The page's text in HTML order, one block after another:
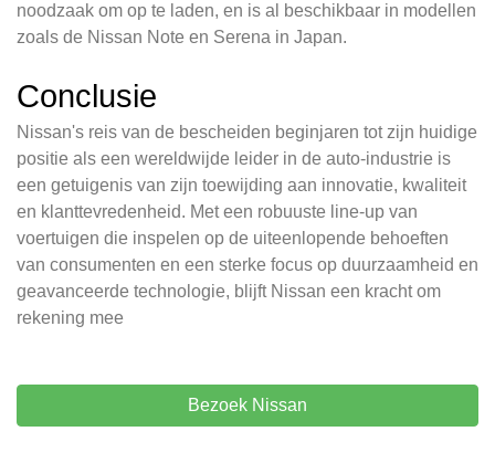
noodzaak om op te laden, en is al beschikbaar in modellen
zoals de Nissan Note en Serena in Japan.
Conclusie
Nissan's reis van de bescheiden beginjaren tot zijn huidige
positie als een wereldwijde leider in de auto-industrie is
een getuigenis van zijn toewijding aan innovatie, kwaliteit
en klanttevredenheid. Met een robuuste line-up van
voertuigen die inspelen op de uiteenlopende behoeften
van consumenten en een sterke focus op duurzaamheid en
geavanceerde technologie, blijft Nissan een kracht om
rekening mee
Bezoek Nissan